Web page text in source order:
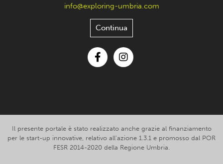
info@exploring-umbria.com
Continua
Il presente portale è stato realizzato anche grazie al finanziamento
per le start-up innovative, relativo all’azione 1.3.1 e promosso dal POR
FESR 2014-2020 della Regione Umbria.